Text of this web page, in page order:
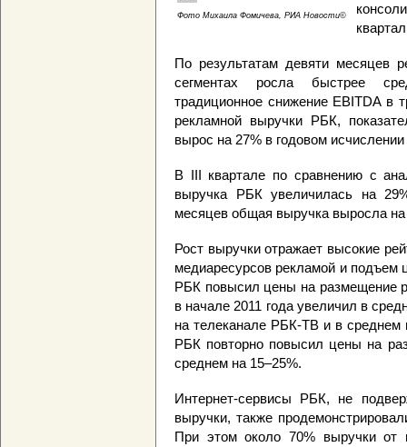
Фото Михаила Фомичева, РИА Новости©
По результатам девяти месяцев
сегментах росла быстрее
традиционное снижение EBITDA в
рекламной выручки РБК,
вырос на 27% в годовом
В III квартале по сравнению с
выручка РБК увеличилась на
месяцев общая выручка выросла
Рост выручки отражает высокие
медиаресурсов рекламой и подъем
РБК повысил цены на размещение
в начале 2011 года увеличил в
на телеканале РБК-ТВ и в среднем
РБК повторно повысил цены на
среднем на 15–25%.
Интернет-сервисы РБК, не
выручки, также
При этом около 70% выручки от